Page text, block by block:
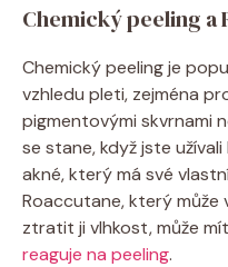
Chemický peeling a
Chemický peeling je
vzhledu pleti, zejména
pigmentovými skvrnami
se stane, když jste
akné, který má své
Roaccutane, který
ztratit ji vlhkost, může
reaguje na peeling.